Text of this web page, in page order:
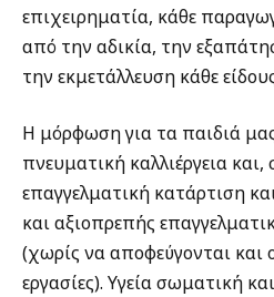
επιχειρηματία, κάθε
από την αδικία, την
την εκμετάλλευση κάθε
Η μόρφωση για τα παιδιά
πνευματική καλλιέργεια και,
επαγγελματική κατάρτιση
και αξιοπρεπής
(χωρίς να αποφεύγονται και
εργασίες). Υγεία σωματική